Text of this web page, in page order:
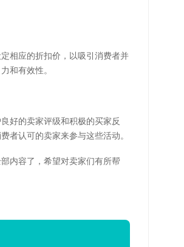
相应的折扣价，以吸引消费者并
和有效性。
好的卖家评级和积极的买家反
者认可的卖家来参与这些活动。
内容了，希望对卖家们有所帮